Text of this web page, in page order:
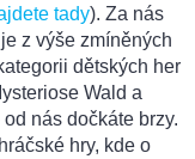
tady). Za nás
z výše zmíněných
dětských her
Wald a
nás dočkáte brzy.
hry, kde o